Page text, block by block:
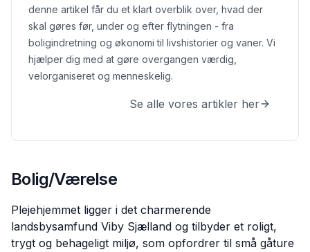
denne artikel får du et klart overblik over, hvad der
skal gøres før, under og efter flytningen - fra
boligindretning og økonomi til livshistorier og vaner. Vi
hjælper dig med at gøre overgangen værdig,
velorganiseret og menneskelig.
Se alle vores artikler her
Bolig/Værelse
Plejehjemmet ligger i det charmerende
landsbysamfund Viby Sjælland og tilbyder et roligt,
trygt og behageligt miljø, som opfordrer til små gåture